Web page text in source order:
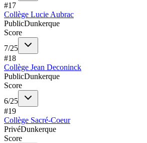
#17
Collège Lucie Aubrac
PublicDunkerque
Score
7/25
#18
Collège Jean Deconinck
PublicDunkerque
Score
6/25
#19
Collège Sacré-Coeur
PrivéDunkerque
Score